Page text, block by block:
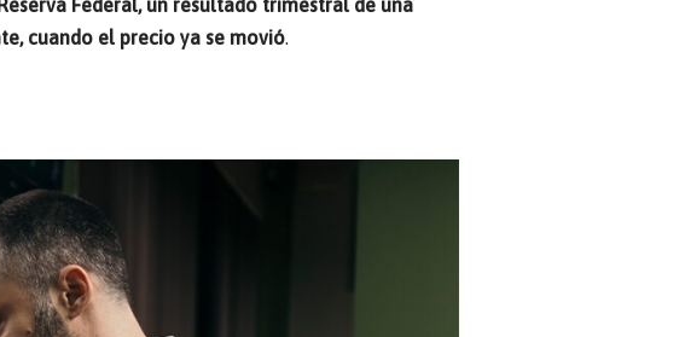
Federal, un resultado trimestral de una
cuando el precio ya se movió.